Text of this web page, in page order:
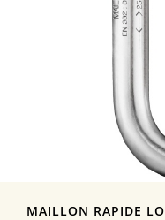
MAILLON RAPIDE